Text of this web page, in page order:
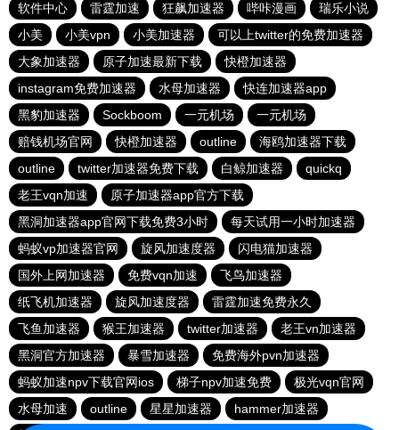
软件中心
雷霆加速 狂飙加速器 哔咔漫画
瑞乐小说
小美
小美vpn 小美加速器
可以上twitter的免费加速器
大象加速器
原子加速最新下载
快橙加速器
instagram免费加速器
水母加速器
快连加速器app
黑豹加速器
Sockboom 一元机场
一元机场
赔钱机场官网
快橙加速器 outline
海鸥加速器下载
outline
twitter加速器免费下载 白鲸加速器
quickq
老王vqn加速
原子加速器app官方下载
黑洞加速器app官网下载免费3小时
每天试用一小时加速器
蚂蚁vp加速器官网
旋风加速度器
闪电猫加速器
国外上网加速器
免费vqn加速
飞鸟加速器
纸飞机加速器
旋风加速度器
雷霆加速免费永久
飞鱼加速器
猴王加速器 twitter加速器
老王vn加速器
黑洞官方加速器
暴雪加速器
免费海外pvn加速器
蚂蚁加速npv下载官网ios
梯子npv加速免费
极光vqn官网
水母加速
outline 星星加速器
hammer加速器